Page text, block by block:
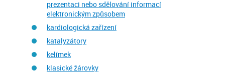
prezentaci nebo sdělování informací
elektronickým způsobem
kardiologická zařízení
katalyzátory
kelímek
klasické žárovky